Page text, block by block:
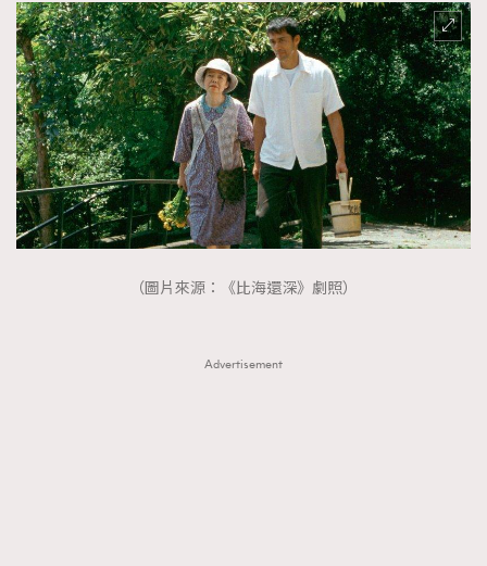
（圖片來源：《比海還深》劇照）
Advertisement